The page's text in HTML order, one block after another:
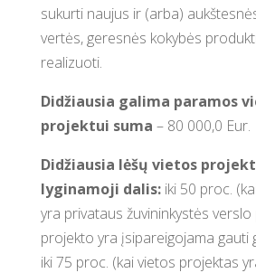
sukurti naujus ir (arba)
vertės, geresnės kokybės
realizuoti.
Didžiausia galima paramos
projektui suma – 80 000,0 Eur.
Didžiausia lėšų vietos
lyginamoji dalis:iki 50 proc.
yra privataus žuvininkystės
projekto yra įsipareigojama gauti
iki 75 proc. (kai vietos projektas